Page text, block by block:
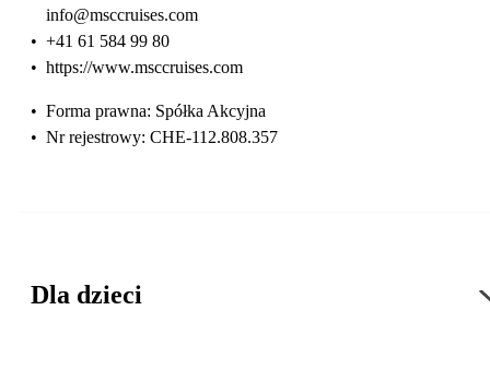
info@msccruises.com
• +41 61 584 99 80
• https://www.msccruises.com
• Forma prawna: Spółka Akcyjna
• Nr rejestrowy: CHE-112.808.357
Dla dzieci